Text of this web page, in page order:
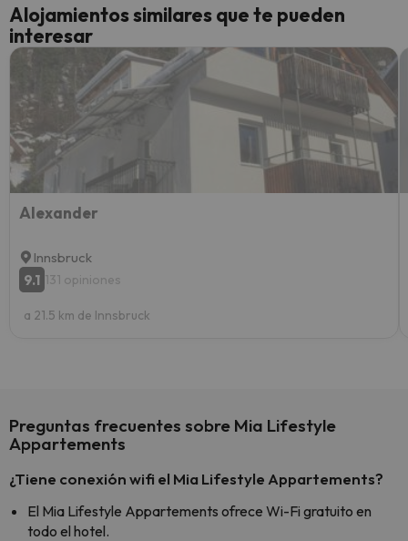
yo.
Alojamientos similares que te pueden
interesar
Alexander
Innsbruck
9.1 131 opiniones
a 21.5 km de Innsbruck
Preguntas frecuentes sobre Mia Lifestyle
Appartements
¿Tiene conexión wifi el Mia Lifestyle Appartements?
El Mia Lifestyle Appartements ofrece Wi-Fi gratuito en
todo el hotel.